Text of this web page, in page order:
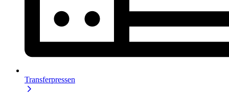
Transferpressen